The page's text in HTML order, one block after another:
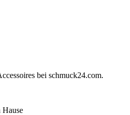
bei schmuck24.com.
Hause